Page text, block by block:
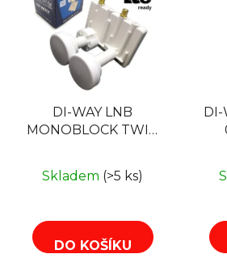
DI-WAY LNB
MONOBLOCK TWIN
Skladem (>5 ks)
DO KOŠÍKU
DI-